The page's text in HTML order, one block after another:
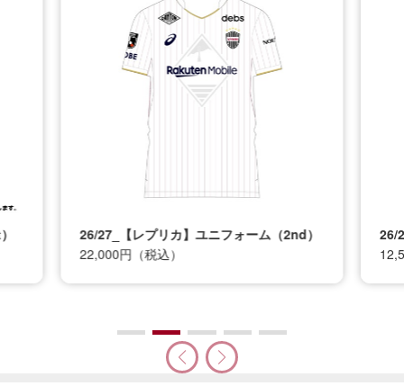
26/27_【レプリカ】ユニフォーム（2nd）
22,000円（税込）
26/